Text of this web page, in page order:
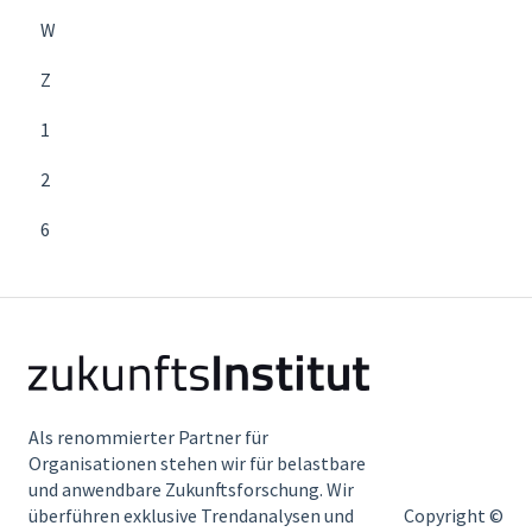
W
Z
1
2
6
Als renommierter Partner für
Organisationen stehen wir für belastbare
und anwendbare Zukunftsforschung. Wir
überführen exklusive Trendanalysen und
Copyright ©